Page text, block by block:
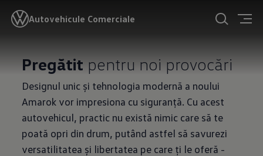
Autovehicule Comerciale
Pregătitpentru noi provocări
Designul unic și tehnologia modernă a noului
Amarok vor impresiona cu siguranță. Cu acest
autovehicul, practic nu există nimic care să te
poată opri din drum, putând astfel să savurezi
versatilitatea și libertatea pe care ți le oferă -